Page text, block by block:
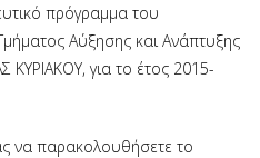
πρόγραμμα του
Αύξησης και Ανάπτυξης
για το έτος 2015-
να παρακολουθήσετε το